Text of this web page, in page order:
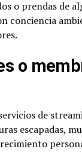
o prendas de
conciencia
o
de
escapadas,